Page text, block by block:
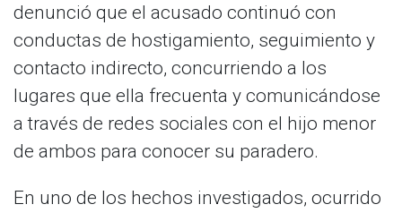
denunció que el acusado continuó con
conductas de hostigamiento, seguimiento y
contacto indirecto, concurriendo a los
lugares que ella frecuenta y comunicándose
a través de redes sociales con el hijo menor
de ambos para conocer su paradero.
En uno de los hechos investigados, ocurrido